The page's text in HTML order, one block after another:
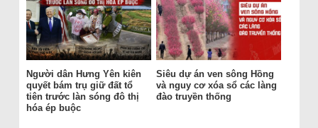
Người dân Hưng Yên kiên
quyết bám trụ giữ đất tổ
tiên trước làn sóng đô thị
hóa ép buộc
Siêu dự án ven sông Hồng
và nguy cơ xóa sổ các làng
đào truyền thống